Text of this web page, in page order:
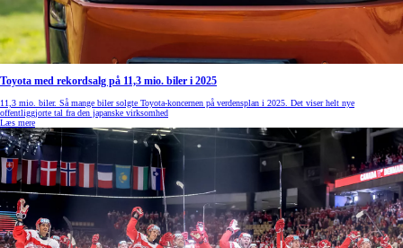
Toyota med rekordsalg på 11,3 mio. biler i 2025
11,3 mio. biler. Så mange biler solgte Toyota-koncernen på verdensplan i 2025. Det viser helt nye
offentliggjorte tal fra den japanske virksomhed
Læs mere